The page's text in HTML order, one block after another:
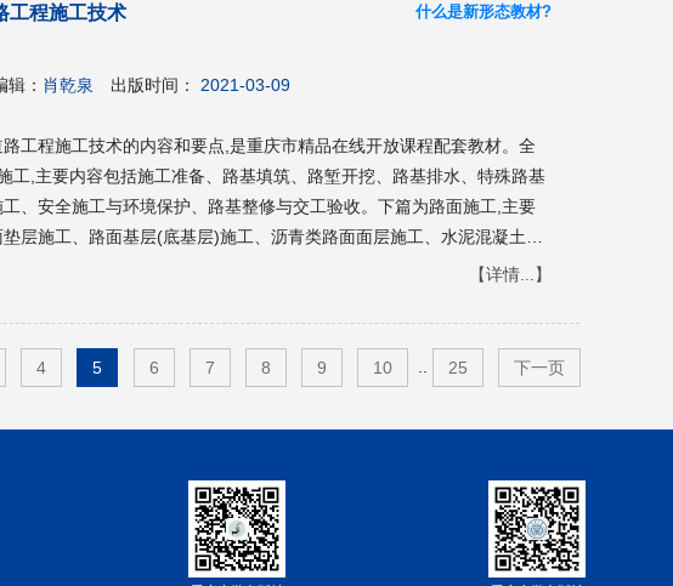
工程施工技术 什么是新形态教材?
辑： 肖乾泉 出版时间： 2021-03-09
工程施工技术的内容和要点,是重庆市精品在线开放课程配套教材。全
工,主要内容包括施工准备、路基填筑、路堑开挖、路基排水、特殊路基
、安全施工与环境保护、路基整修与交工验收。下篇为路面施工,主要
层施工、路面基层(底基层)施工、沥青类路面面层施工、水泥混凝土路
生更好地了解和掌握本书核心内容,每章在正文之前提出本章学习目标,每
技术、工程监理、公路工程检测技术等专业教材,也可作为交通土建类
人员的参考用书。
【详情...】
4 5 6 7 8 9 10 25 下一页